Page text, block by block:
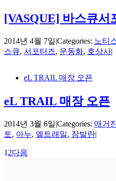
[VASQUE] 바스큐서
2014년 4월 7일|Categories: 노티
스큐, 서포터즈, 운동화, 호상사|
eL TRAIL 매장 오픈
eL TRAIL 매장 오픈
2014년 3월 6일|Categories: 매거
토, 아누, 엘트래일, 잠발란|
1 2다음